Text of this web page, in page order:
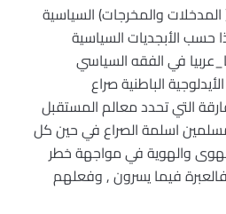
المدخلات والمخرجات) السياسية
حسب الأبجديات السياسية
في الفقه السياسي
الباطنية صراع
التي تحدد معالم المستقبل
اسلمة الصراع في حين كل
والهوية في مواجهة خطر
فالعبرة فيما يسرون , وفعلهم